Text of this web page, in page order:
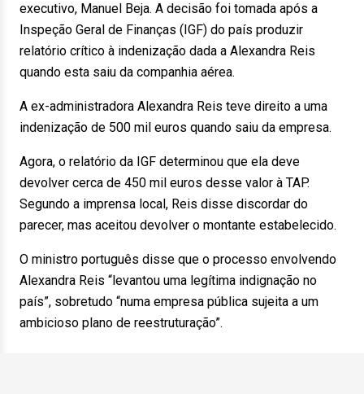
executivo, Manuel Beja. A decisão foi tomada após a
Inspeção Geral de Finanças (IGF) do país produzir
relatório crítico à indenização dada a Alexandra Reis
quando esta saiu da companhia aérea.
A ex-administradora Alexandra Reis teve direito a uma
indenização de 500 mil euros quando saiu da empresa.
Agora, o relatório da IGF determinou que ela deve
devolver cerca de 450 mil euros desse valor à TAP.
Segundo a imprensa local, Reis disse discordar do
parecer, mas aceitou devolver o montante estabelecido.
O ministro português disse que o processo envolvendo
Alexandra Reis “levantou uma legítima indignação no
país”, sobretudo “numa empresa pública sujeita a um
ambicioso plano de reestruturação”.